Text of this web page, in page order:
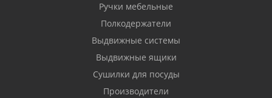
Ручки мебельные
Полкодержатели
Выдвижные системы
Выдвижные ящики
Сушилки для посуды
Производители